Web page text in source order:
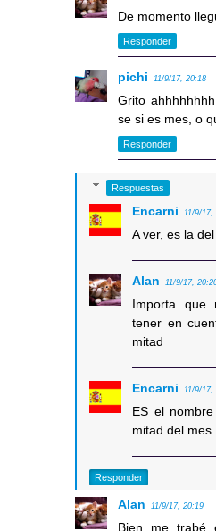
De momento
Responder
pichi 11/9/17, 20:18
Grito
se si es mes, o
Responder
Respuestas
Encarni 11/9/17,
A ver, es la
Alan 11/9/17,
Importa que
tener en
mitad
Encarni 11/9/17,
ES el
mitad del mes
Responder
Alan 11/9/17, 20:19
Bien me